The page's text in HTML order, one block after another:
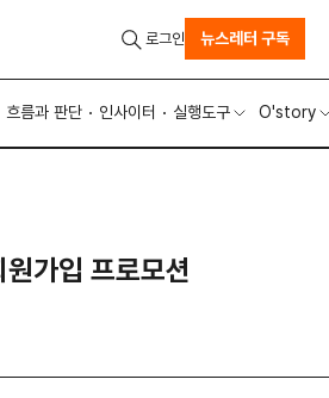
흐름과 판단 인사이터 실행도구 O'story
로그인 뉴스레터 구독
가입 프로모션